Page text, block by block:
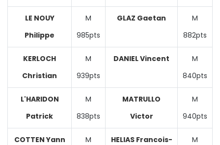
LE NOUY
Philippe
M
985pts
GLAZ Gaetan
M
882pts
KERLOCH
Christian
M
939pts
DANIEL Vincent
M
840pts
L'HARIDON
Patrick
M
838pts
MATRULLO
Victor
M
940pts
COTTEN Yann
M
HELIAS Francois-
M